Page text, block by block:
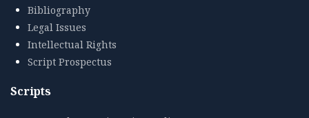
Bibliography
Legal Issues
Intellectual Rights
Script Prospectus
Scripts